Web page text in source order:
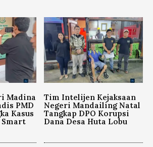
Madina
PMD
Kasus
Smart
Tim Intelijen Kejaksaan
Negeri Mandailing Natal
Tangkap DPO Korupsi
Dana Desa Huta Lobu